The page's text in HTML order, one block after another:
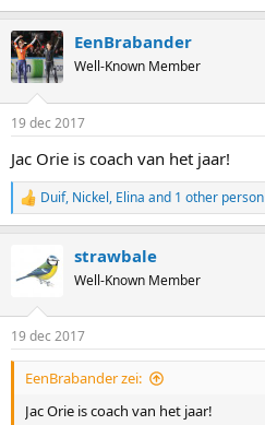
EenBrabander
Well-Known Member
19 dec 2017
Jac Orie is coach van het jaar!
R
e
t
s
:
Duif, Nickel, Elina and 1 other person
strawbale
Well-Known Member
19 dec 2017
EenBrabander zei:
Jac Orie is coach van het jaar!